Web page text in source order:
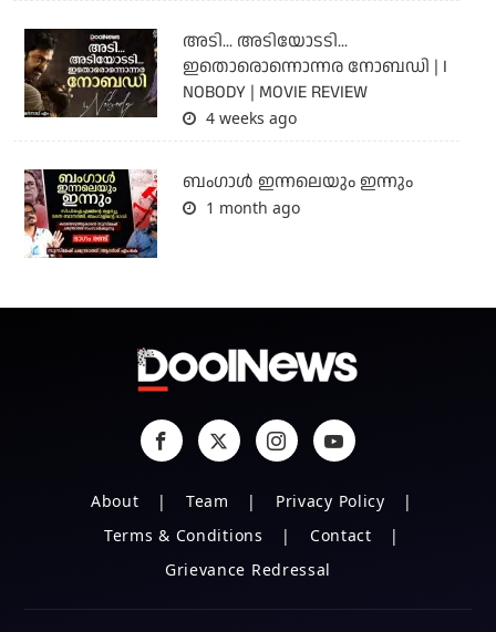
അടി... അടിയോടടി...
ഇതൊരൊന്നൊന്നര നോബഡി | I
NOBODY | MOVIE REVIEW
4 weeks ago
ബംഗാള്‍ ഇന്നലെയും ഇന്നും
1 month ago
About Team
Privacy Policy
Terms & Conditions
Contact
Grievance Redressal